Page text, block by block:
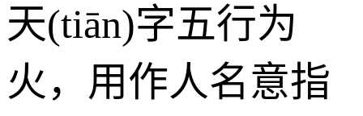
天(tiān)字五行为
火 ，用作人名意指